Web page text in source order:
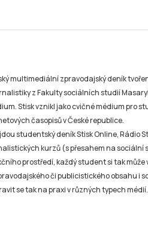
multimediální zpravodajský deník
z Fakulty sociálních studií
Stisk vznikl jako cvičné médium pro
časopisů v České republice.
studentský deník Stisk Online, Rádio
kurzů (s přesahem na sociální
prostředí, každý student si tak
či publicistického obsahu i
se tak na praxi v různých typech médií.